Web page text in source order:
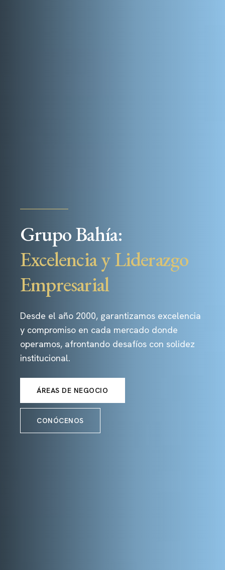
Grupo Bahía:
Excelencia y Liderazgo
Empresarial
Desde el año 2000, garantizamos excelencia
y compromiso en cada mercado donde
operamos, afrontando desafíos con solidez
institucional.
ÁREAS DE NEGOCIO
CONÓCENOS